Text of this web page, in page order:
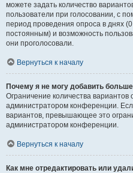
можете задать количество
пользователи при голосовании, с
период проведения опроса в днях
постоянным) и возможность
они проголосовали.
Вернуться к началу
Почему я не могу добавить
Ограничение количества вариантов
администратором конференции.
вариантов, превышающее это
администратором конференции.
Вернуться к началу
Как мне отредактировать или